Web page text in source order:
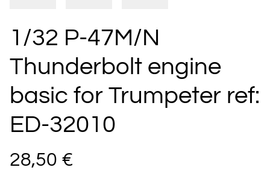
1/32 P-47M/N
Thunderbolt engine
basic for Trumpeter ref:
ED-32010
28,50 €